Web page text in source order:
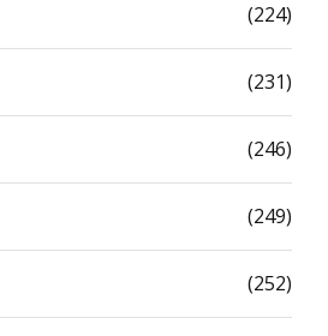
(224)
(231)
(246)
(249)
(252)